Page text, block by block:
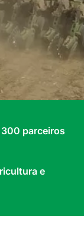
300 parceiros
e